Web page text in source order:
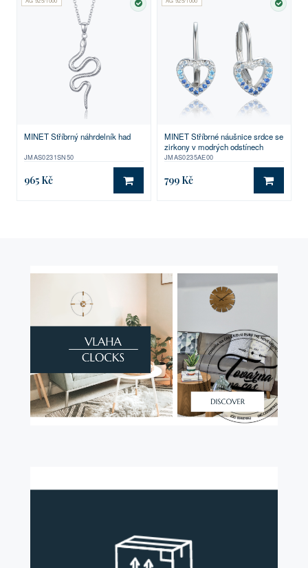
SKLADEM
MINET Stříbrný náhrdelník had
JMAS0231SN50
965 Kč DO KOŠÍKU
MINET Stříbrné náušnice srdce se
zirkony v modrých odstínech
JMAS0235AE00
799 Kč DO